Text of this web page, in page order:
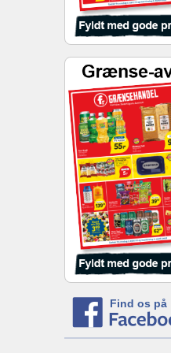
Find os på